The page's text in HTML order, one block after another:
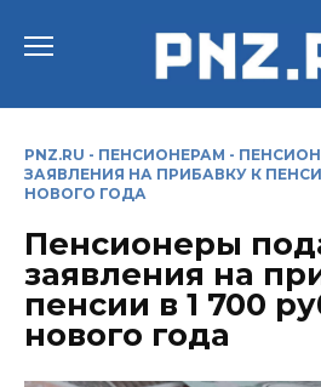
PNZ.RU - ПЕНСИОНЕРАМ -
ЗАЯВЛЕНИЯ НА ПРИБАВКУ К
НОВОГО ГОДА
Пенсионеры
заявления на
пенсии в 1 700
нового года